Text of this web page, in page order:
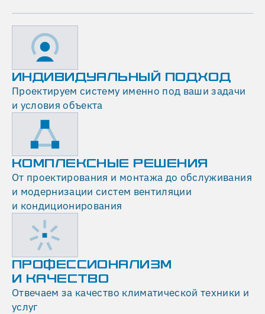
ИНДИВИДУАЛЬНЫЙ ПОДХОД
Проектируем систему именно под ваши задачи
и условия объекта
КОМПЛЕКСНЫЕ РЕШЕНИЯ
От проектирования и монтажа до обслуживания
и модернизации систем вентиляции
и кондиционирования
ПРОФЕССИОНАЛИЗМ
И КАЧЕСТВО
Отвечаем за качество климатической техники и
услуг